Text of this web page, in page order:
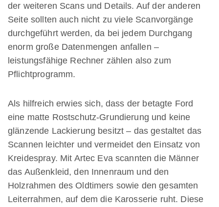
der weiteren Scans und Details. Auf der anderen
Seite sollten auch nicht zu viele Scanvorgänge
durchgeführt werden, da bei jedem Durchgang
enorm große Datenmengen anfallen –
leistungsfähige Rechner zählen also zum
Pflichtprogramm.
Als hilfreich erwies sich, dass der betagte Ford
eine matte Rostschutz-Grundierung und keine
glänzende Lackierung besitzt – das gestaltet das
Scannen leichter und vermeidet den Einsatz von
Kreidespray. Mit Artec Eva scannten die Männer
das Außenkleid, den Innenraum und den
Holzrahmen des Oldtimers sowie den gesamten
Leiterrahmen, auf dem die Karosserie ruht. Diese